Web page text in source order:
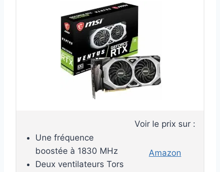
Une fréquence
boostée à 1830 MHz
Deux ventilateurs Tors
Voir le prix sur :
Amazon